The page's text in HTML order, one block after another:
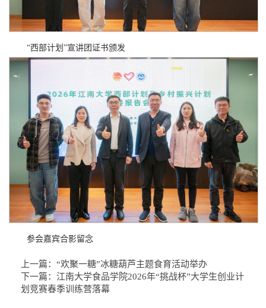
“西部计划”宣讲团证书颁发
参会嘉宾合影留念
上一篇： “欢聚一糖”冰糖葫芦主题食育活动举办
下一篇： 江南大学食品学院2026年“挑战杯”大学生创业计
划竞赛春季训练营落幕